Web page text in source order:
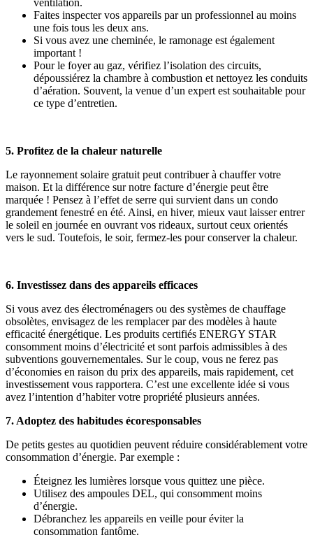
ventilation.
Faites inspecter vos appareils par un professionnel au moins
une fois tous les deux ans.
Si vous avez une cheminée, le ramonage est également
important !
Pour le foyer au gaz, vérifiez l’isolation des circuits,
dépoussiérez la chambre à combustion et nettoyez les conduits
d’aération. Souvent, la venue d’un expert est souhaitable pour
ce type d’entretien.
5. Profitez de la chaleur naturelle
Le rayonnement solaire gratuit peut contribuer à chauffer votre
maison. Et la différence sur notre facture d’énergie peut être
marquée ! Pensez à l’effet de serre qui survient dans un condo
grandement fenestré en été. Ainsi, en hiver, mieux vaut laisser entrer
le soleil en journée en ouvrant vos rideaux, surtout ceux orientés
vers le sud. Toutefois, le soir, fermez-les pour conserver la chaleur.
6. Investissez dans des appareils efficaces
Si vous avez des électroménagers ou des systèmes de chauffage
obsolètes, envisagez de les remplacer par des modèles à haute
efficacité énergétique. Les produits certifiés ENERGY STAR
consomment moins d’électricité et sont parfois admissibles à des
subventions gouvernementales. Sur le coup, vous ne ferez pas
d’économies en raison du prix des appareils, mais rapidement, cet
investissement vous rapportera. C’est une excellente idée si vous
avez l’intention d’habiter votre propriété plusieurs années.
7. Adoptez des habitudes écoresponsables
De petits gestes au quotidien peuvent réduire considérablement votre
consommation d’énergie. Par exemple :
Éteignez les lumières lorsque vous quittez une pièce.
Utilisez des ampoules DEL, qui consomment moins
d’énergie.
Débranchez les appareils en veille pour éviter la
consommation fantôme.